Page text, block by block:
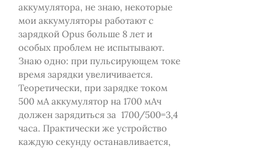
аккумулятора, не знаю, некоторые
мои аккумуляторы работают с
зарядкой Opus больше 8 лет и
особых проблем не испытывают.
Знаю одно: при пульсирующем токе
время зарядки увеличивается.
Теоретически, при зарядке током
500 мА аккумулятор на 1700 мАч
должен зарядиться за 1700/500=3,4
часа. Практически же устройство
каждую секунду останавливается,